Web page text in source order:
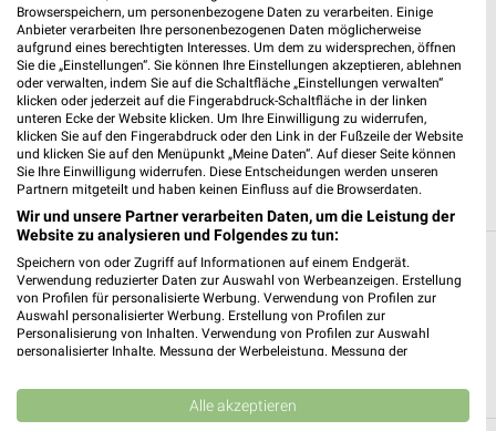
0,3 km
Angebote ab 06.08.
Gültig bis Mi. 12.08.
0,4 km
Gültig bis Mo. 31.08.
ALLE PROSPEKTE
Alle Filialen, Adressen und Öffnungszeiten
von Euroflug Touristik
Auf dieser Seite siehst Du alle Filialen von Euroflug Touristik.
Erhalte eine Übersicht über die Filialen von Euroflug Touristik
Browserspeichern, um personenbezogene Daten zu verarbeiten. Einige
Anbieter verarbeiten Ihre personenbezogenen Daten möglicherweise
aufgrund eines berechtigten Interesses. Um dem zu widersprechen, öffnen
Sie die „Einstellungen“. Sie können Ihre Einstellungen akzeptieren, ablehnen
oder verwalten, indem Sie auf die Schaltfläche „Einstellungen verwalten“
klicken oder jederzeit auf die Fingerabdruck-Schaltfläche in der linken
unteren Ecke der Website klicken. Um Ihre Einwilligung zu widerrufen,
klicken Sie auf den Fingerabdruck oder den Link in der Fußzeile der Website
und klicken Sie auf den Menüpunkt „Meine Daten“. Auf dieser Seite können
Sie Ihre Einwilligung widerrufen. Diese Entscheidungen werden unseren
Partnern mitgeteilt und haben keinen Einfluss auf die Browserdaten.
Wir und unsere Partner verarbeiten Daten, um die Leistung der
Website zu analysieren und Folgendes zu tun:
Speichern von oder Zugriff auf Informationen auf einem Endgerät.
Verwendung reduzierter Daten zur Auswahl von Werbeanzeigen. Erstellung
von Profilen für personalisierte Werbung. Verwendung von Profilen zur
Auswahl personalisierter Werbung. Erstellung von Profilen zur
Personalisierung von Inhalten. Verwendung von Profilen zur Auswahl
personalisierter Inhalte. Messung der Werbeleistung. Messung der
Kombinationen von Daten aus verschiedenen Quellen. Entwicklung und
Verbesserung der Angebote. Verwendung reduzierter Daten zur Auswahl
von Inhalten.
Alle akzeptieren